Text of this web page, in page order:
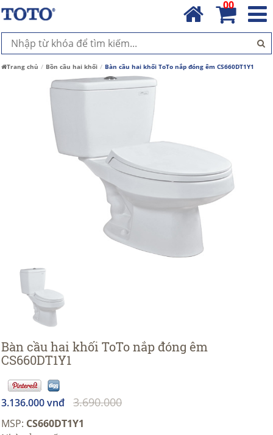
00
Trang chủ Bồn cầu hai khối Bàn cầu hai khối ToTo nắp đóng êm CS660DT1Y1
Bàn cầu hai khối ToTo nắp đóng êm
CS660DT1Y1
3.136.000 vnđ 3.690.000
MSP: CS660DT1Y1